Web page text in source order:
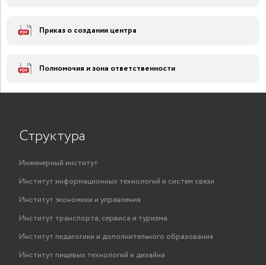
Приказ о создании центра
Полномочия и зона ответственности
Структура
Инженерный институт
Институт информационных технологий и систем связи
Институт экономики и управления
Институт транспорта, сервиса и туризма
Институт педагогики и дополнительного образования
Институт пищевых технологий и дизайна